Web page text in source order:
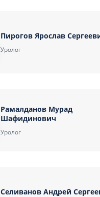
Пирогов Ярослав
Уролог
Рамалданов Мурад
Шафидинович
Уролог
Селиванов Андрей